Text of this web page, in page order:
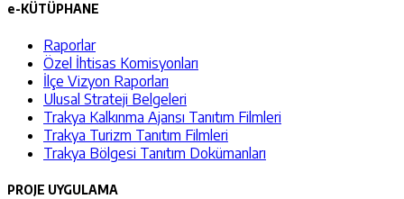
e-KÜTÜPHANE
Raporlar
Özel İhtisas Komisyonları
İlçe Vizyon Raporları
Ulusal Strateji Belgeleri
Trakya Kalkınma Ajansı Tanıtım Filmleri
Trakya Turizm Tanıtım Filmleri
Trakya Bölgesi Tanıtım Dokümanları
PROJE UYGULAMA